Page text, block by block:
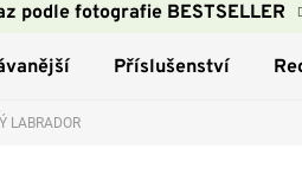
podle fotografie BESTSELLER
Příslušenství
LABRADOR